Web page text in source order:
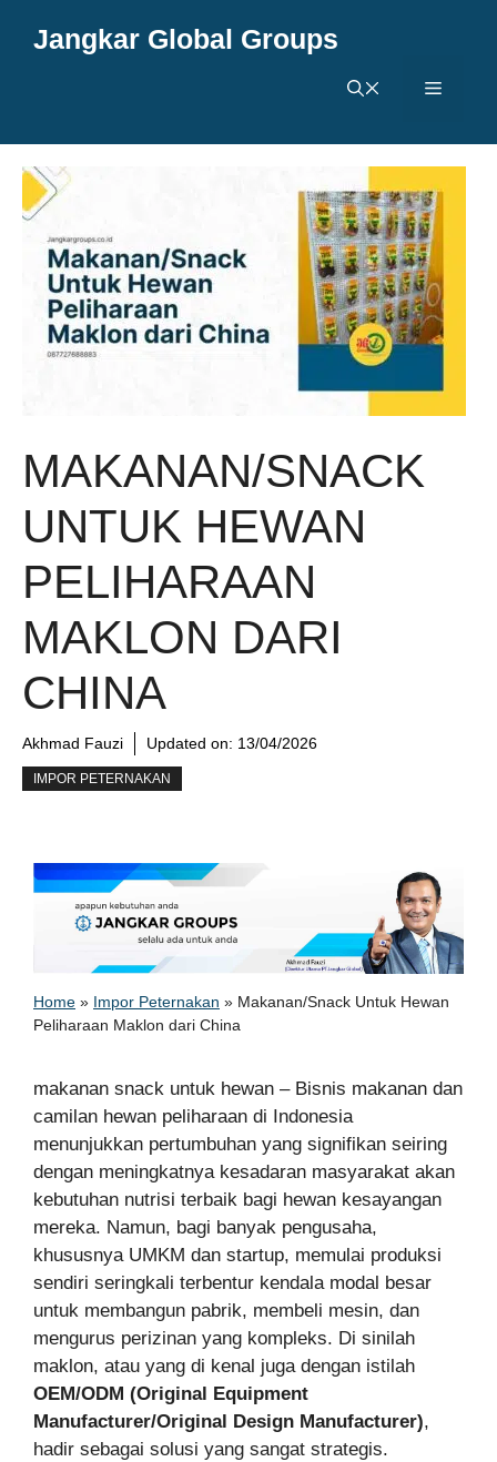
Jangkar Global Groups
Menu
MAKANAN/SNACK
UNTUK HEWAN
PELIHARAAN
MAKLON DARI
CHINA
Akhmad Fauzi Updated on: 13/04/2026
IMPOR PETERNAKAN
Home » Impor Peternakan » Makanan/Snack Untuk Hewan
Peliharaan Maklon dari China
makanan snack untuk hewan – Bisnis makanan dan
camilan hewan peliharaan di Indonesia
menunjukkan pertumbuhan yang signifikan seiring
dengan meningkatnya kesadaran masyarakat akan
kebutuhan nutrisi terbaik bagi hewan kesayangan
mereka. Namun, bagi banyak pengusaha,
khususnya UMKM dan startup, memulai produksi
sendiri seringkali terbentur kendala modal besar
untuk membangun pabrik, membeli mesin, dan
mengurus perizinan yang kompleks. Di sinilah
maklon, atau yang di kenal juga dengan istilah
OEM/ODM (Original Equipment
Manufacturer/Original Design Manufacturer),
hadir sebagai solusi yang sangat strategis.